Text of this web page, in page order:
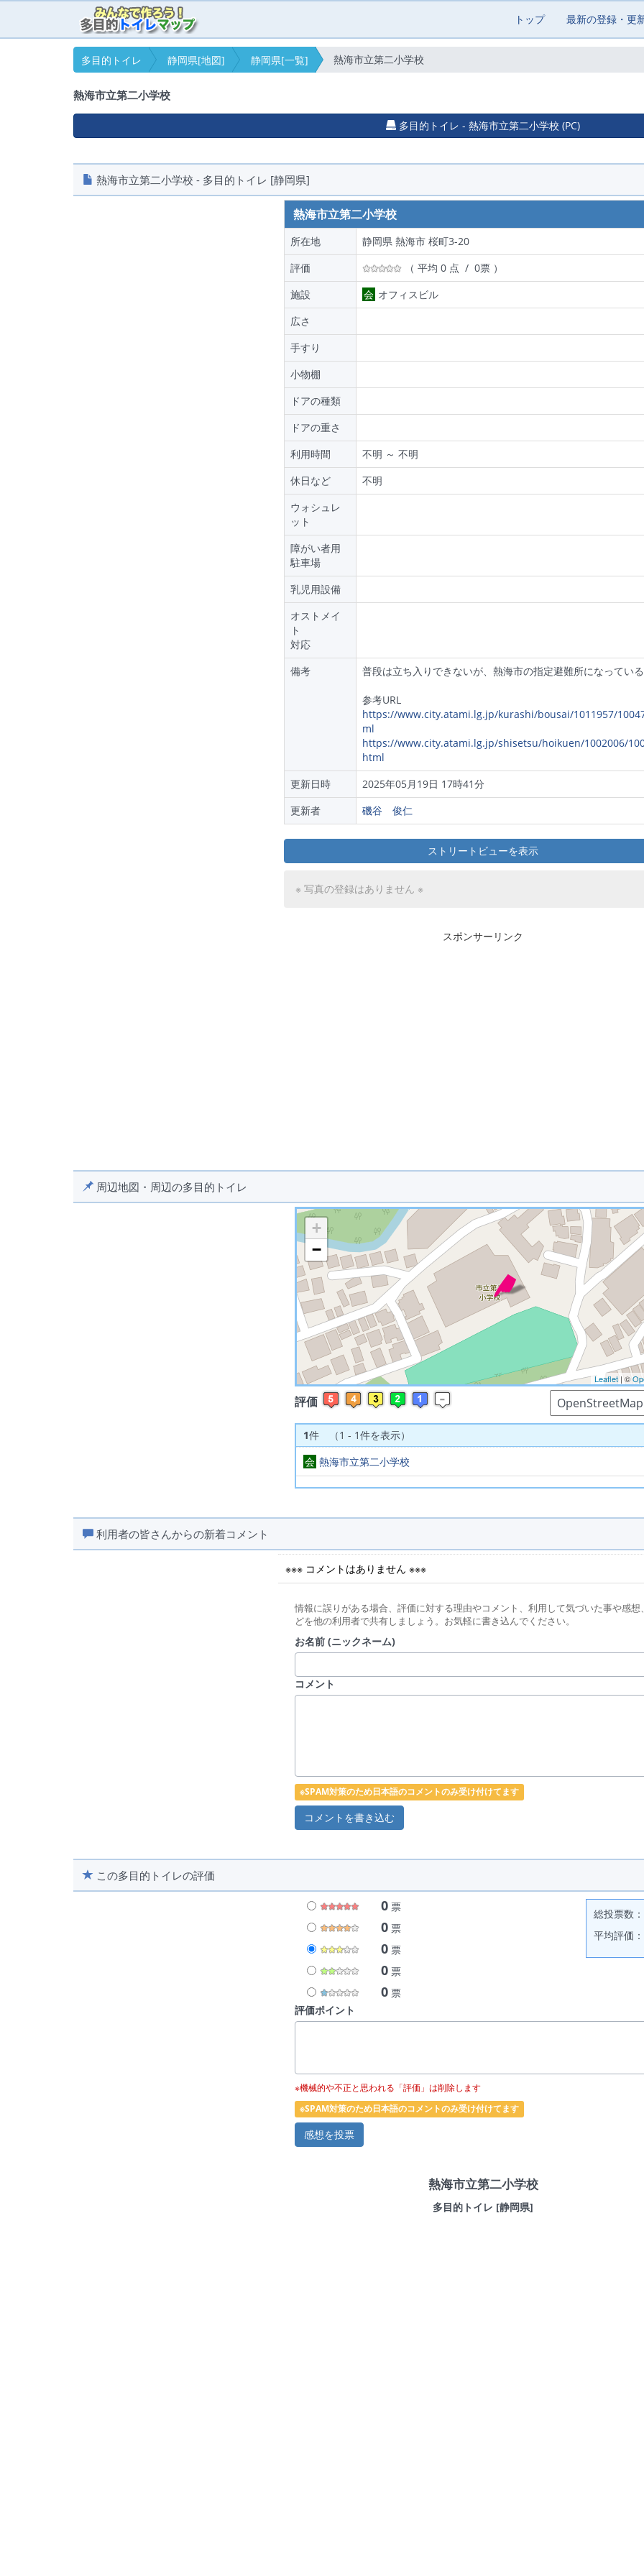
トップ 最新の登録・更
多目的トイレ 静岡県[地図] 静岡県[一覧] 熱海市立第二小学校
熱海市立第二小学校
多目的トイレ - 熱海市立第二小学校 (PC)
熱海市立第二小学校 - 多目的トイレ [静岡県]
熱海市立第二小学校
所在地
静岡県 熱海市 桜町3-20
評価
（ 平均 0 点 / 0票 ）
施設
会 オフィスビル
広さ
手すり
小物棚
ドアの種類
ドアの重さ
利用時間
不明 ～ 不明
休日など
不明
ウォシュレ
ット
障がい者用
駐車場
乳児用設備
オストメイ
ト
対応
備考
普段は立ち入りできないが、熱海市の指定避難所になっている
参考URL
https://www.city.atami.lg.jp/kurashi/bousai/1011957/
ml
https://www.city.atami.lg.jp/shisetsu/hoikuen/1002006/
html
更新日時
2025年05月19日 17時41分
更新者
磯谷 俊仁
ストリートビューを表示
※ 写真の登録はありません ※
スポンサーリンク
周辺地図・周辺の多目的トイレ
※ マップを検索、表示中です ※
+
−
Leaflet| ©
評価
1件 （1 - 1件を表示）
会 熱海市立第二小学校
利用者の皆さんからの新着コメント
※※※ コメントはありません ※※※
情報に誤りがある場合、評価に対する理由やコメント、利用して気づいた事や感想
どを他の利用者で共有しましょう。お気軽に書き込んでください。
お名前 (ニックネーム)
コメント
※SPAM対策のため日本語のコメントのみ受け付けてます
この多目的トイレの評価
0票
0票
0票
0票
0票
総投票数
平均評価
評価ポイント
※機械的や不正と思われる「評価」は削除します
※SPAM対策のため日本語のコメントのみ受け付けてます
熱海市立第二小学校
多目的トイレ [静岡県]